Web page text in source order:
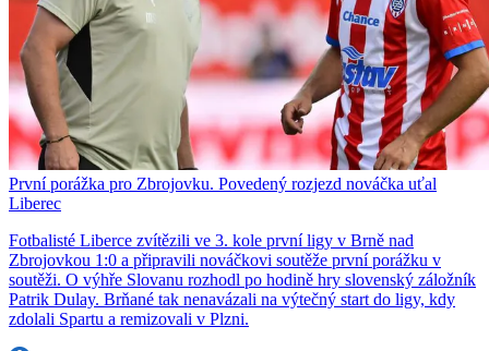
První porážka pro Zbrojovku. Povedený rozjezd nováčka uťal
Liberec
Fotbalisté Liberce zvítězili ve 3. kole první ligy v Brně nad
Zbrojovkou 1:0 a připravili nováčkovi soutěže první porážku v
soutěži. O výhře Slovanu rozhodl po hodině hry slovenský záložník
Patrik Dulay. Brňané tak nenavázali na výtečný start do ligy, kdy
zdolali Spartu a remizovali v Plzni.